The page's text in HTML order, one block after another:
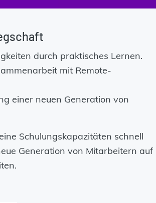
durch praktisches Lernen.
mit Remote-
einer neuen Generation von
Schulungskapazitäten schnell
Generation von Mitarbeitern auf